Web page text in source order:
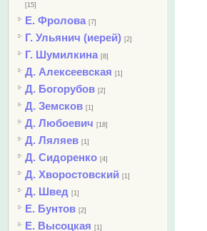
[15]
Е. Фролова [7]
Г. Ульянич (иерей) [2]
Г. Шумилкина [8]
Д. Алексеевская [1]
Д. Богорубов [2]
Д. Земсков [1]
Д. Любоевич [18]
Д. Ляляев [1]
Д. Сидоренко [4]
Д. Хворостовский [1]
Д. Швед [1]
Е. Бунтов [2]
Е. Высоцкая [1]